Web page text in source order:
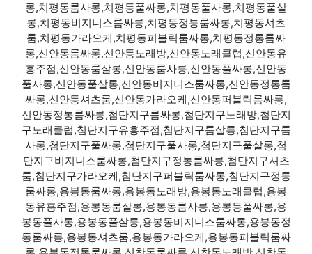
롱,치평동룸사롱,치평동풀싸롱,치평동풀사롱,치평동풀살
롱,치평동비지니스룸싸롱,치평동정통룸싸롱,치평동셔츠
룸,치평동가라오케,치평동퍼블릭룸싸롱,치평동정통룸싸
롱,신안동룸싸롱,신안동노래방,신안동노래클럽,신안동유
흥주점,신안동룸살롱,신안동룸사롱,신안동풀싸롱,신안동
풀사롱,신안동풀살롱,신안동비지니스룸싸롱,신안동정통룸
싸롱,신안동셔츠룸,신안동가라오케,신안동퍼블릭룸싸롱,
신안동정통룸싸롱,첨단지구룸싸롱,첨단지구노래방,첨단지
구노래클럽,첨단지구유흥주점,첨단지구룸살롱,첨단지구룸
사롱,첨단지구풀싸롱,첨단지구풀사롱,첨단지구풀살롱,첨
단지구비지니스룸싸롱,첨단지구정통룸싸롱,첨단지구셔츠
룸,첨단지구가라오케,첨단지구퍼블릭룸싸롱,첨단지구정통
룸싸롱,용봉동룸싸롱,용봉동노래방,용봉동노래클럽,용봉
동유흥주점,용봉동룸살롱,용봉동룸사롱,용봉동풀싸롱,용
봉동풀사롱,용봉동풀살롱,용봉동비지니스룸싸롱,용봉동정
통룸싸롱,용봉동셔츠룸,용봉동가라오케,용봉동퍼블릭룸싸